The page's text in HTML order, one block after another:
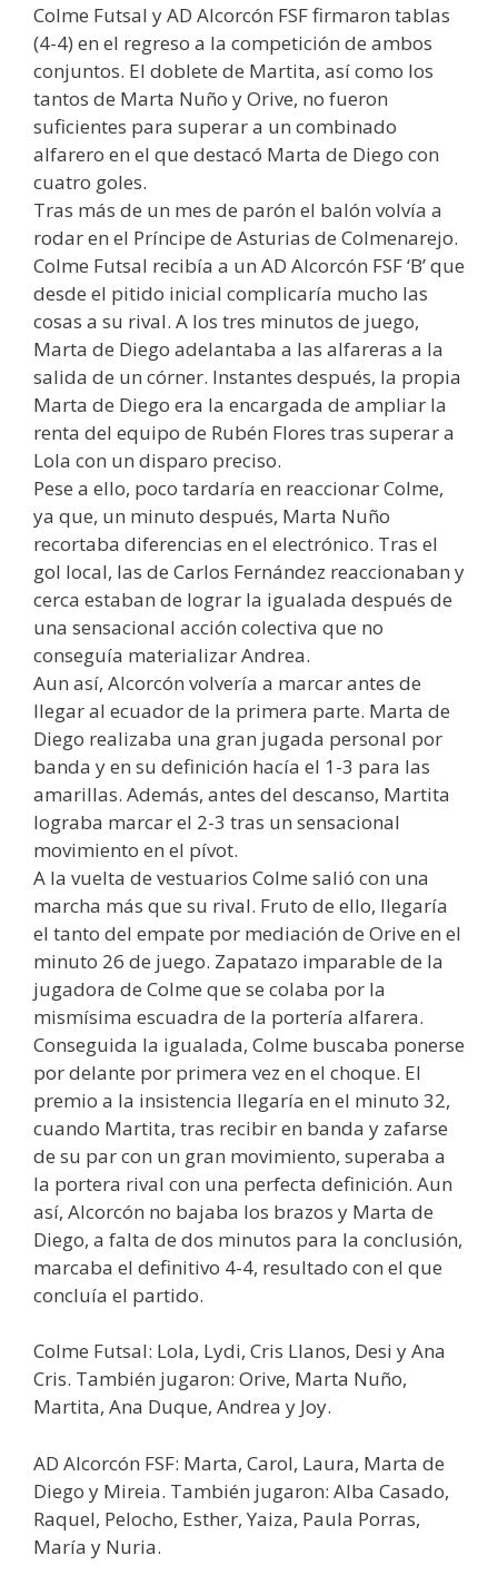
Colme Futsal y AD Alcorcón FSF firmaron tablas
(4-4) en el regreso a la competición de ambos
conjuntos. El doblete de Martita, así como los
tantos de Marta Nuño y Orive, no fueron
suficientes para superar a un combinado
alfarero en el que destacó Marta de Diego con
cuatro goles.
Tras más de un mes de parón el balón volvía a
rodar en el Príncipe de Asturias de Colmenarejo.
Colme Futsal recibía a un AD Alcorcón FSF ‘B’ que
desde el pitido inicial complicaría mucho las
cosas a su rival. A los tres minutos de juego,
Marta de Diego adelantaba a las alfareras a la
salida de un córner. Instantes después, la propia
Marta de Diego era la encargada de ampliar la
renta del equipo de Rubén Flores tras superar a
Lola con un disparo preciso.
Pese a ello, poco tardaría en reaccionar Colme,
ya que, un minuto después, Marta Nuño
recortaba diferencias en el electrónico. Tras el
gol local, las de Carlos Fernández reaccionaban y
cerca estaban de lograr la igualada después de
una sensacional acción colectiva que no
conseguía materializar Andrea.
Aun así, Alcorcón volvería a marcar antes de
llegar al ecuador de la primera parte. Marta de
Diego realizaba una gran jugada personal por
banda y en su definición hacía el 1-3 para las
amarillas. Además, antes del descanso, Martita
lograba marcar el 2-3 tras un sensacional
movimiento en el pívot.
A la vuelta de vestuarios Colme salió con una
marcha más que su rival. Fruto de ello, llegaría
el tanto del empate por mediación de Orive en el
minuto 26 de juego. Zapatazo imparable de la
jugadora de Colme que se colaba por la
mismísima escuadra de la portería alfarera.
Conseguida la igualada, Colme buscaba ponerse
por delante por primera vez en el choque. El
premio a la insistencia llegaría en el minuto 32,
cuando Martita, tras recibir en banda y zafarse
de su par con un gran movimiento, superaba a
la portera rival con una perfecta definición. Aun
así, Alcorcón no bajaba los brazos y Marta de
Diego, a falta de dos minutos para la conclusión,
marcaba el definitivo 4-4, resultado con el que
concluía el partido.
Colme Futsal: Lola, Lydi, Cris Llanos, Desi y Ana
Cris. También jugaron: Orive, Marta Nuño,
Martita, Ana Duque, Andrea y Joy.
AD Alcorcón FSF: Marta, Carol, Laura, Marta de
Diego y Mireia. También jugaron: Alba Casado,
Raquel, Pelocho, Esther, Yaiza, Paula Porras,
María y Nuria.